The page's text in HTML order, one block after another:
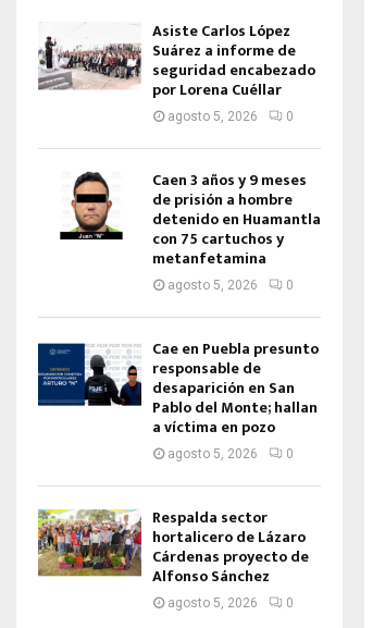
Asiste Carlos López
Suárez a informe de
seguridad encabezado
por Lorena Cuéllar
agosto 5, 2026 0
Caen 3 años y 9 meses
de prisión a hombre
detenido en Huamantla
con 75 cartuchos y
metanfetamina
agosto 5, 2026 0
Cae en Puebla presunto
responsable de
desaparición en San
Pablo del Monte; hallan
a víctima en pozo
agosto 5, 2026 0
Respalda sector
hortalicero de Lázaro
Cárdenas proyecto de
Alfonso Sánchez
agosto 5, 2026 0